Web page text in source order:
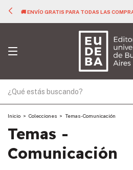
COMPRAS SUPERIORES A $ 40.000 🚚
Inicio > Colecciones > Temas - Comunicación
Temas -
Comunicación